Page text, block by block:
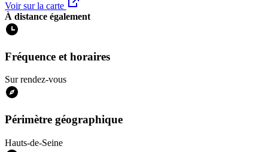
Voir sur la carte
À distance également
Fréquence et horaires
Sur rendez-vous
Périmètre géographique
Hauts-de-Seine